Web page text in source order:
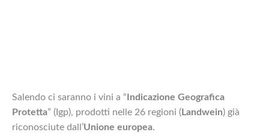
Salendo ci saranno i vini a “ Indicazione Geografica
Protetta” (Igp), prodotti nelle 26 regioni (Landwein) già
riconosciute dall’Unione europea.